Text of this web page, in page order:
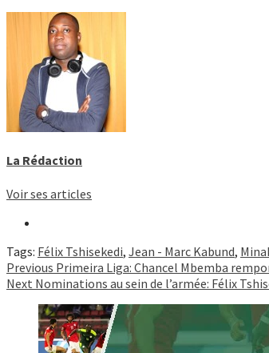
La Rédaction
Voir ses articles
Tags: Félix Tshisekedi, Jean - Marc Kabund,
Continue
Reading
Previous Primeira Liga: Chancel Mbemba
Next Nominations au sein de l’armée: Félix